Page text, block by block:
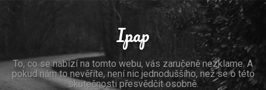
Ipap
To, co se nabízí na tomto webu, vás zaručeně nezklame. A
pokud nám to nevěříte, není nic jednoduššího, než se o této
skutečnosti přesvědčit osobně.